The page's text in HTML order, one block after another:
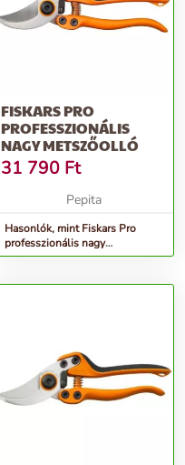
FISKARS PRO
PROFESSZIONÁLIS
NAGY METSZŐOLLÓ
31 790 Ft
Pepita
Hasonlók, mint Fiskars Pro
professzionális nagy
Metszőolló